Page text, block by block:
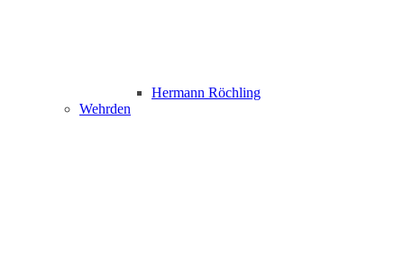
Hermann Röchling
Wehrden